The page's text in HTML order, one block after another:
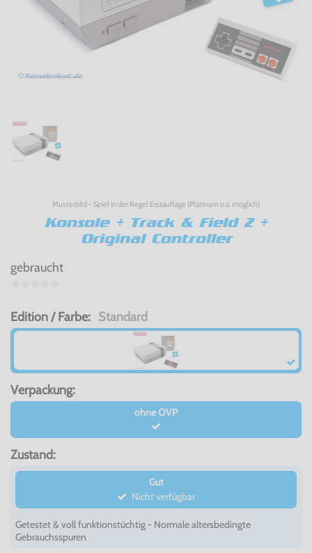
Musterbild - Spiel in der Regel Erstauflage (Platinum o.ä. möglich)
Konsole + Track & Field 2 +
Original Controller
gebraucht
Edition / Farbe: Standard
Verpackung:
ohne OVP
Zustand:
Gut
Nicht verfügbar
Getestet & voll funktionstüchtig - Normale altersbedingte
Gebrauchsspuren